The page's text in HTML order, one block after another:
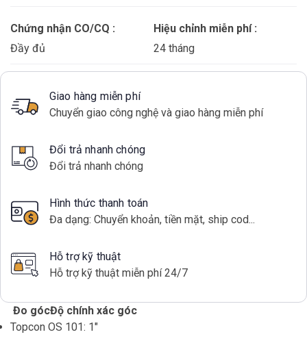
Chứng nhận CO/CQ :
Đầy đủ
Hiệu chỉnh miễn phí :
24 tháng
Giao hàng miễn phí
Chuyển giao công nghệ và giao hàng miễn phí
Đổi trả nhanh chóng
Đổi trả nhanh chóng
Hình thức thanh toán
Đa dạng: Chuyển khoản, tiền mặt, ship cod...
Hỗ trợ kỹ thuật
Hỗ trợ kỹ thuật miễn phí 24/7
Đo gócĐộ chính xác góc
Topcon OS 101: 1″